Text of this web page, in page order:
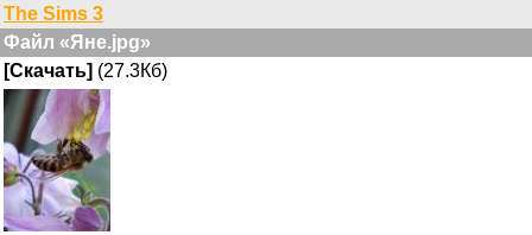
The Sims 3
Файл «Яне.jpg»
[Скачать] (27.3Кб)